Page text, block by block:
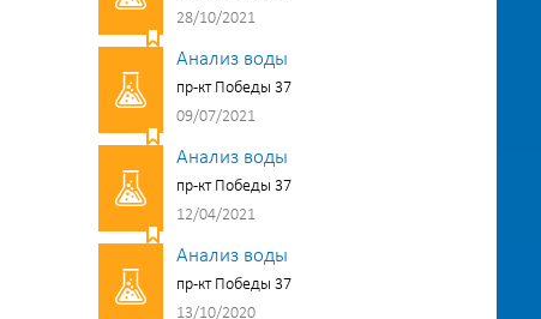
28/10/2021
Анализ воды
пр-кт Победы 37
09/07/2021
Анализ воды
пр-кт Победы 37
12/04/2021
Анализ воды
пр-кт Победы 37
13/10/2020